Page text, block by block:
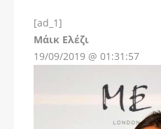
[ad_1]
Μάικ Ελέζι
19/09/2019 @ 01:31:57